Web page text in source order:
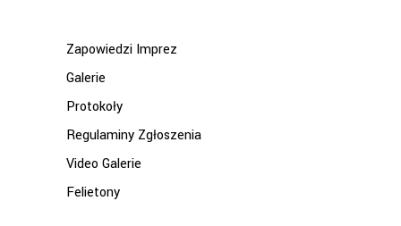
Zapowiedzi Imprez
Galerie
Protokoły
Regulaminy Zgłoszenia
Video Galerie
Felietony